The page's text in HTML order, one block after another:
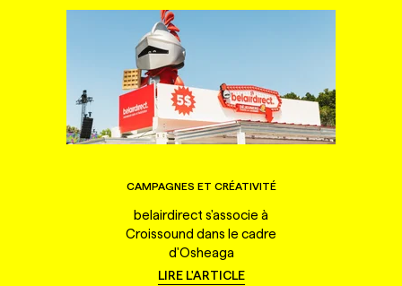
CAMPAGNES ET CRÉATIVITÉ
belairdirect s'associe à
Croissound dans le cadre
d'Osheaga
LIRE L'ARTICLE